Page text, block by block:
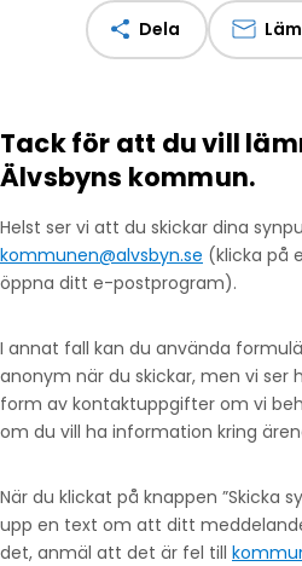
Dela
Tack för att du vill
Älvsbyns kommun.
Helst ser vi att du skickar dina
kommunen@alvsbyn.se (klicka på
öppna ditt e-postprogram).
I annat fall kan du använda
anonym när du skickar, men vi ser
form av kontaktuppgifter om vi
om du vill ha information kring
När du klickat på knappen ”Skicka
upp en text om att ditt
det, anmäl att det är fel till